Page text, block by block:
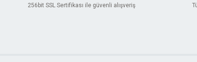
256bit SSL Sertifikası ile güvenli alışveriş